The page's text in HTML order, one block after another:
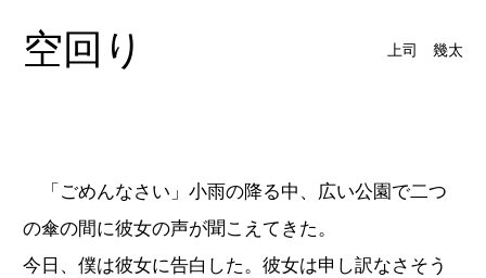
空回り 上司 幾太
「ごめんなさい」小雨の降る中、広い公園で二つ
の傘の間に彼女の声が聞こえてきた。
今日、僕は彼女に告白した。彼女は申し訳なさそう